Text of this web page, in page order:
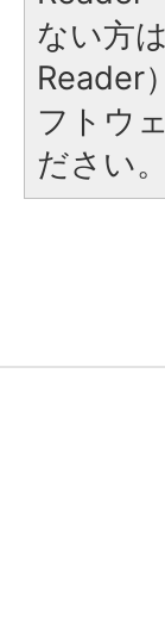
ない方
Reader
フトウ
ださい。